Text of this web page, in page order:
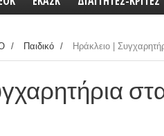
/ Παιδικό / Ηράκλειο |